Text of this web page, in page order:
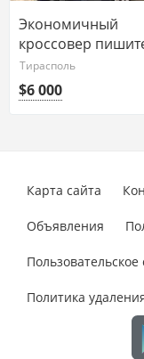
Экономичный
кроссовер
ватсап 77751188
Тирасполь
$6 000
Карта сайта
Объявления
Политика